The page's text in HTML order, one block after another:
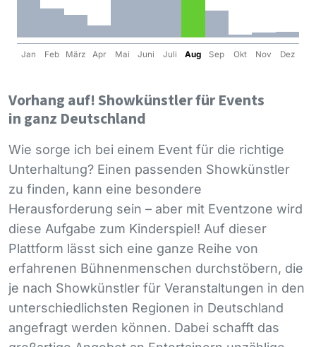
Jan Feb März Apr Mai Juni Juli Aug Sep Okt Nov Dez
Vorhang auf! Showkünstler für Events
in ganz Deutschland
Wie sorge ich bei einem Event für die richtige
Unterhaltung? Einen passenden Showkünstler
zu finden, kann eine besondere
Herausforderung sein – aber mit Eventzone wird
diese Aufgabe zum Kinderspiel! Auf dieser
Plattform lässt sich eine ganze Reihe von
erfahrenen Bühnenmenschen durchstöbern, die
je nach Showkünstler für Veranstaltungen in den
unterschiedlichsten Regionen in Deutschland
angefragt werden können. Dabei schafft das